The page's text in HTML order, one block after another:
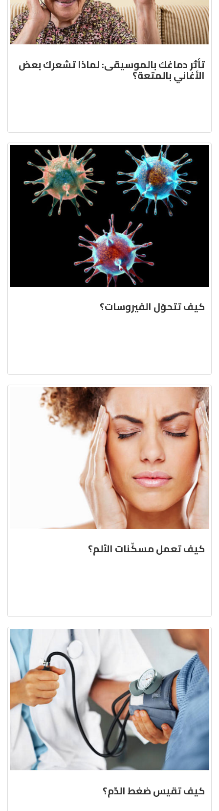
تأثُّر دماغك بالموسيقى: لماذا تشعرك بعض
الأغاني بالمتعة؟
كيف تتحوّل الفيروسات؟
كيف تعمل مسكّنات الألم؟
كيف تقيس ضغط الدّم؟